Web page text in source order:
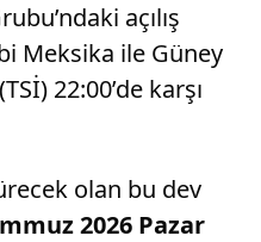
açılış
Meksika ile Güney
22:00’de karşı
olan bu dev
2026 Pazar